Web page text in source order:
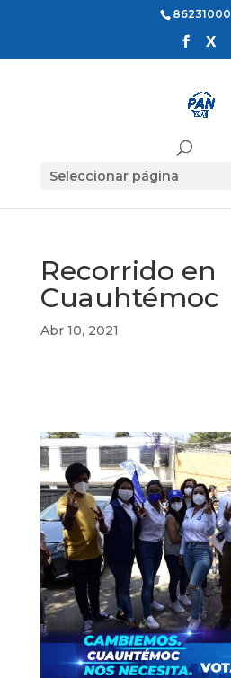
86231000
Seleccionar página
Recorrido en
Cuauhtémoc
Abr 10, 2021